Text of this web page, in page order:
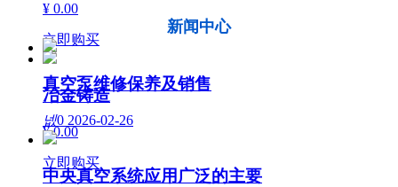
¥ 0.00
立即购买
冶金铸造
¥ 0.00
立即购买
新闻中心
真空泵维修保养及销售
넶0 2026-02-26
中央真空系统应用广泛的主要